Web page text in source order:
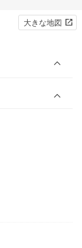
大きな地図